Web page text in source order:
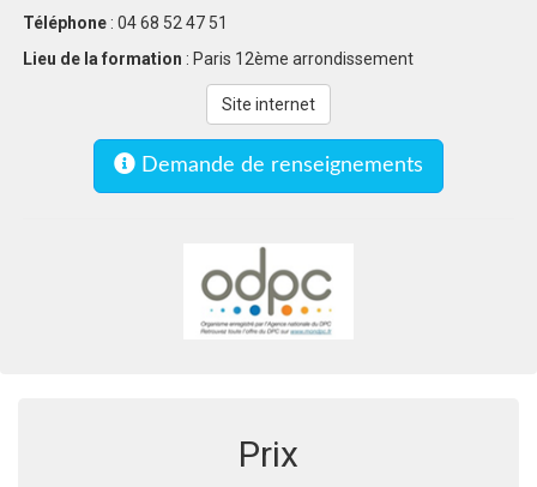
Téléphone : 04 68 52 47 51
Lieu de la formation : Paris 12ème arrondissement
Site internet
Demande de renseignements
Prix